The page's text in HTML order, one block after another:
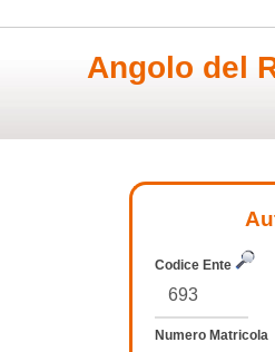
Angolo del
Codice Ente
Numero Matricola